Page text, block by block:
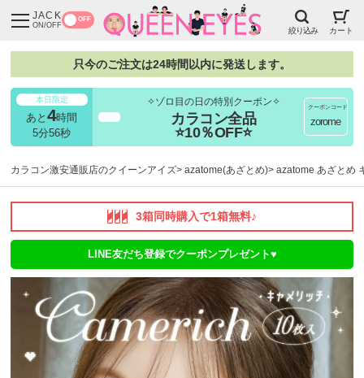
JACK
ON/OFF
OFF
絞り込み カート
只今のご注文は24時間以内に発送します。
本日限定
あと4時間
5分55秒
✧ゾロ目の日の特別クーポン✧
カラコン全品
⭐10％OFF⭐
クーポンコード
zorome
カラコン激安通販店のクイーンアイズ azatome(あざとめ) azatome あざとめ
3箱同時購入で1箱無料♪
LINE友だち登録でクーポンプレゼント♥